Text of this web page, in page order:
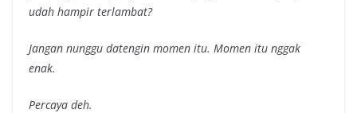
udah hampir terlambat?
Jangan nunggu datengin momen itu. Momen itu nggak
enak.
Percaya deh.